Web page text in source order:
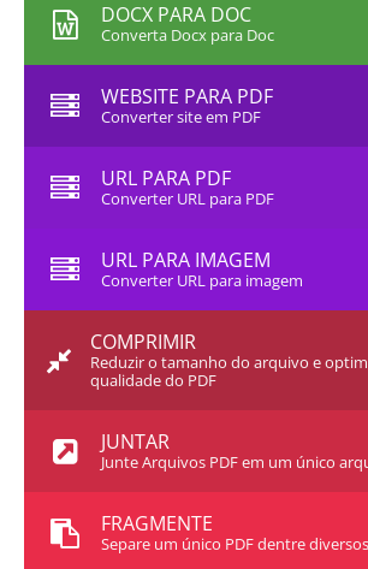
DOCX PARA DOC
Converta Docx para Doc
WEBSITE PARA PDF
Converter site em PDF
URL PARA PDF
Converter URL para PDF
URL PARA IMAGEM
Converter URL para imagem
COMPRIMIR
Reduzir o tamanho do arquivo e
qualidade do PDF
JUNTAR
Junte Arquivos PDF em um único
FRAGMENTE
Separe um único PDF dentre